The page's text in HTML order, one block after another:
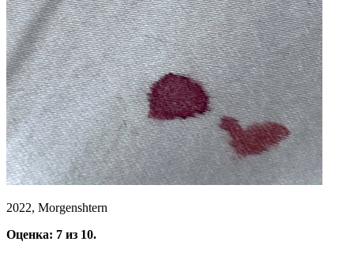
2022, Morgenshtern
Оценка: 7 из 10.